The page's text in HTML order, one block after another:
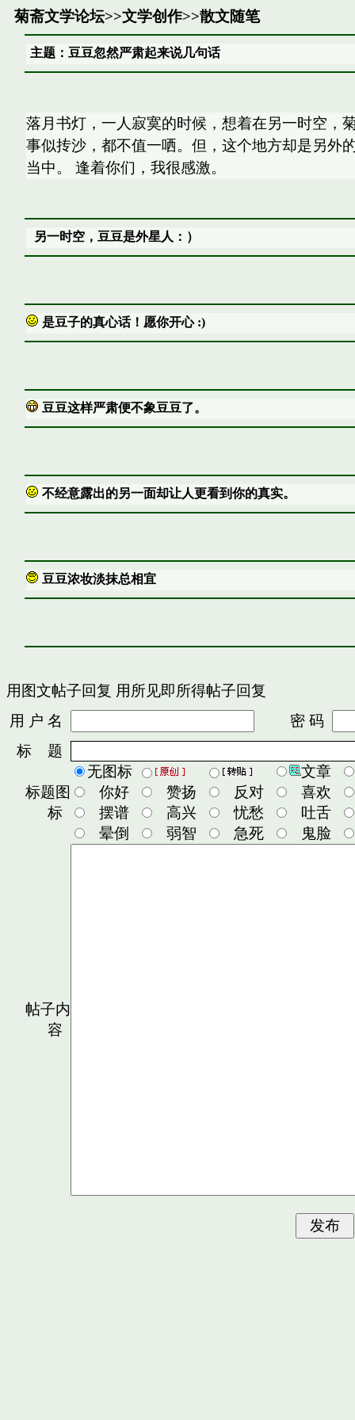
菊斋文学论坛>>文学创作>>散文随笔
主题：豆豆忽然严肃起来说几句话
落月书灯，一人寂寞的时候，想着在另一时空，
事似抟沙，都不值一哂。但，这个地方却是另外
当中。 逢着你们，我很感激。
另一时空，豆豆是外星人：）
是豆子的真心话！愿你开心 :)
豆豆这样严肃便不象豆豆了。
不经意露出的另一面却让人更看到你的真实。
豆豆浓妆淡抹总相宜
用图文帖子回复 用所见即所得帖子回复
用 户 名
密 码
标 题
标题图
标
无图标
文章
你好
赞扬 反对
喜欢
摆谱
高兴 忧愁
吐舌
晕倒
弱智 急死 鬼脸
帖子内
容